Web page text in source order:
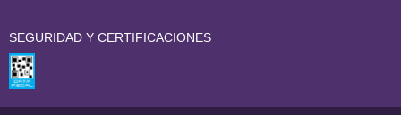
SEGURIDAD Y CERTIFICACIONES